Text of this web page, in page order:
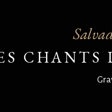
CHANTS